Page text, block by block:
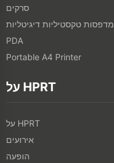
סרקים
מדפסות טקסטיליות דיגיטליות
PDA
Portable A4 Printer
על HPRT
על HPRT
אירועים
הופעה